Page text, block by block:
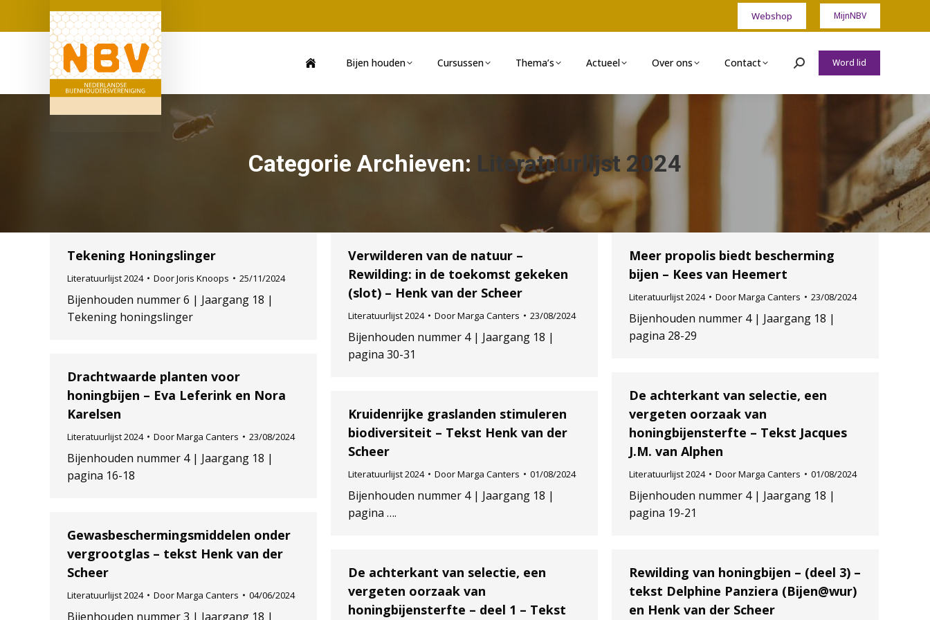
Webshop MijnNBV
Bijen houden Cursussen Thema’s Actueel Over ons Contact Zoeken:Word lid
Categorie Archieven: Literatuurlijst 2024
Tekening Honingslinger
Literatuurlijst 2024 DoorJoris Knoops 25/11/2024
Bijenhouden nummer 6 | Jaargang 18 |
Tekening honingslinger
Verwilderen van de natuur –
Rewilding: in de toekomst gekeken
(slot) – Henk van der Scheer
Literatuurlijst 2024 DoorMarga Canters 23/08/2024
Bijenhouden nummer 4 | Jaargang 18 |
pagina 30-31
Meer propolis biedt bescherming
bijen – Kees van Heemert
Literatuurlijst 2024 DoorMarga Canters 23/08/2024
Bijenhouden nummer 4 | Jaargang 18 |
pagina 28-29
Drachtwaarde planten voor
honingbijen – Eva Leferink en Nora
Karelsen
Literatuurlijst 2024 DoorMarga Canters 23/08/2024
Bijenhouden nummer 4 | Jaargang 18 |
pagina 16-18
De achterkant van selectie, een
vergeten oorzaak van
honingbijensterfte – Tekst Jacques
J.M. van Alphen
Literatuurlijst 2024 DoorMarga Canters 01/08/2024
Bijenhouden nummer 4 | Jaargang 18 |
pagina 19-21
Kruidenrijke graslanden stimuleren
biodiversiteit – Tekst Henk van der
Scheer
Literatuurlijst 2024 DoorMarga Canters 01/08/2024
Bijenhouden nummer 4 | Jaargang 18 |
pagina ….
Gewasbeschermingsmiddelen onder
vergrootglas – tekst Henk van der
Scheer
Literatuurlijst 2024 DoorMarga Canters 04/06/2024
Bijenhouden nummer 3 | Jaargang 18 |
De achterkant van selectie, een
vergeten oorzaak van
honingbijensterfte – deel 1 – Tekst
Rewilding van honingbijen – (deel 3) –
tekst Delphine Panziera (Bijen@wur)
en Henk van der Scheer